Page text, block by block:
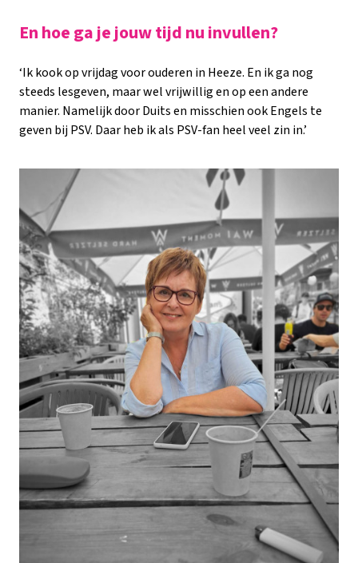
En hoe ga je jouw tijd nu invullen?
‘Ik kook op vrijdag voor ouderen in Heeze. En ik ga nog
steeds lesgeven, maar wel vrijwillig en op een andere
manier. Namelijk door Duits en misschien ook Engels te
geven bij PSV. Daar heb ik als PSV-fan heel veel zin in.’